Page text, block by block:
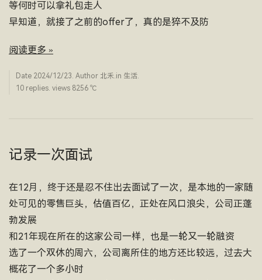
等何时可以拿礼包走人
早知道，就接了之前的offer了，真的是猝不及防
阅读更多 »
Date 2024/12/23. Author 北禾.in 生活.
10 replies. views 8256 ­℃
记录一次面试
在12月，终于还是忍不住出去面试了一次，是本地的一家随
处可见的零售巨头，估值百亿，正处在风口浪尖，公司正蓬
勃发展
和21年现在所在的这家公司一样，也是一轮又一轮融资
选了一个双休的周六，公司离所住的地方还比较远，过去大
概花了一个多小时